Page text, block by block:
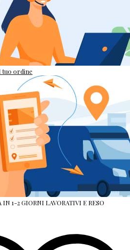
tuo ordine
IN 1-2 GIORNI LAVORATIVI E RESO